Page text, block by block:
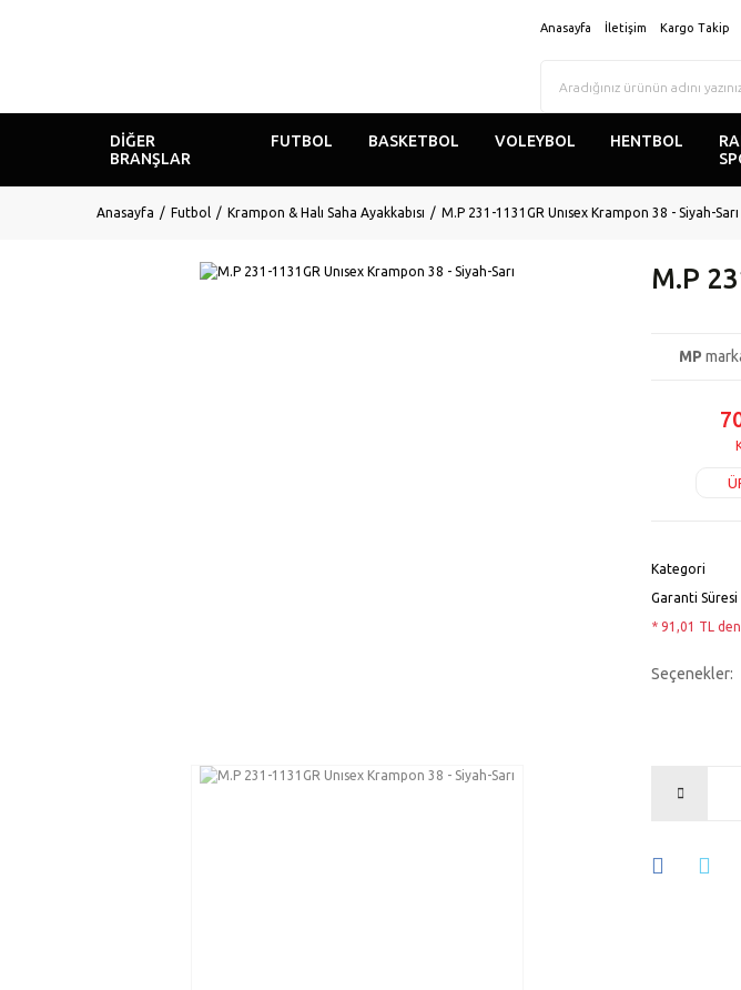
Anasayfa İletişim Kargo Takip
DIĞER
BRANŞLAR
FUTBOL BASKETBOL VOLEYBOL HENTBOL
Anasayfa Futbol Krampon & Halı Saha Ayakkabısı M.P 231-1131GR Unısex Krampon 38 - Siyah-Sarı
M.P
MP
Kategori
Garanti Süresi
* 91,01 TL
Seçenekler: